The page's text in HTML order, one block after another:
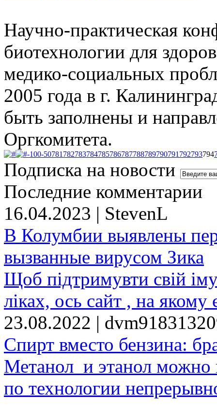
Научно-практическая
биотехнологии для
медико-социальных
2005 года в г.
быть заполнены и
Оргкомитета.
-100-50781 782783784785786787788789790791 792793794
Подписка на новости
Последние комментарии
16.04.2023 | StevenL
В Колумбии выявлены
вызванные вирусом Зика
Щоб підтримувти свій
ліках, ось сайт , на якому
23.08.2022 |
Спирт вместо бензина:
Метанол и этанол можно
по технологии